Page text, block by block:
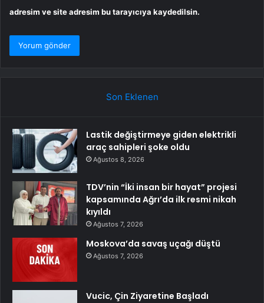
adresim ve site adresim bu tarayıcıya kaydedilsin.
Son Eklenen
Lastik değiştirmeye giden elektrikli
araç sahipleri şoke oldu
Ağustos 8, 2026
TDV’nin “İki insan bir hayat” projesi
kapsamında Ağrı’da ilk resmi nikah
kıyıldı
Ağustos 7, 2026
Moskova’da savaş uçağı düştü
Ağustos 7, 2026
Vucic, Çin Ziyaretine Başladı